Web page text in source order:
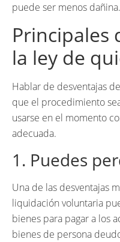
puede ser menos dañina.
Principales
la ley de
Hablar de desventajas
que el procedimiento
usarse en el momento
adecuada.
1. Puedes
Una de las desventajas
liquidación voluntaria
bienes para pagar a los
bienes de persona